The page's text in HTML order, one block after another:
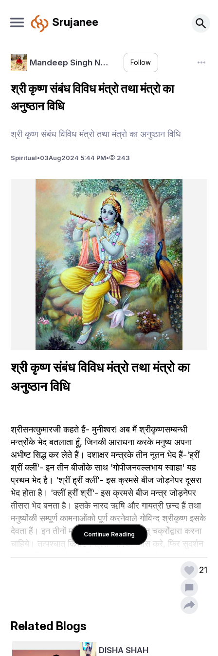
Srujanee
Mandeep Singh N… Follow
श्री कृष्ण संबंध विविध मंत्रो तथा मंत्रो का
अनुष्ठान विधि
श्री कृष्ण संबंध विविध मंत्रो तथा मंत्रो का अनुष्ठान विधि
Spiritual•03Aug2024 5:44 PM• 243
श्री कृष्ण संबंध विविध मंत्रो तथा मंत्रो का
अनुष्ठान विधि
श्रीसनत्कुमारजी कहते हैं- मुनीश्वर! अब मैं श्रीकृष्णसम्बन्धी
मन्त्रोंके भेद बतलाता हूँ, जिनकी आराधना करके मनुष्य अपना
अभीष्ट सिद्ध कर लेते हैं। दशाक्षर मन्त्रके तीन नूतन भेद हैं-'ह्रीं
श्रीं क्लीं'- इन तीन बीजोंके साथ 'गोपीजनवल्लभाय स्वाहा' यह
प्रथम भेद है। 'श्रीं ह्रीं क्लीं'- इस क्रमसे बीज जोड़नेपर दूसरा
भेद होता है। 'क्लीं ह्रीं श्रीं'- इस क्रमसे बीज मन्त्र जोड़नेपर
तीसरा भेद बनता है। इसके नारद ऋषि और गायत्री छन्द हैं तथा
मनुष्योंकी सम्पूर्ण कामनाओंको पूर्ण करनेवाले गोविन्द श्रीकृष्ण इसके
देवता हैं। इन तीनों मन्त्रोंका अङ्गन्यास पूर्ववत् चक्रोंद्वारा करना
चाहिये। तत्पश्चात् किरीटमन्त्रसे व्यापक-न्यास करे, फिर सुदर्शन
भाँति ध्यान-पूजन आदि करे। द्वितीय मन्त्रमें दशाक्षर-मन्त्रके लिये
कहे हुए ध्यान- पूजन आदिका आश्रय ले। तृतीय मन्त्रमें विद्वान्
पुरुष एकाग्रचित्त होकर श्रीहरिका इस प्रकार ध्यान करे- भगवान्
अपनी छः भुजाओंमें क्रमशः शङ्ख, चक्र, धनुष, बाण, पाश तथा
अंकुश धारण करते हैं और शेष दो भुजाओंमें वेणु लेकर बजा रहे हैं।
उनका वर्ण लाल है। वे श्रीकृष्ण साक्षात् सूर्यरूपसे प्रकाशित होते
हैं। इस प्रकार ध्यान करके बुद्धिमान् पुरुष पाँच लाख जप करे और
Continue Reading
21
Related Blogs
DISHA SHAH